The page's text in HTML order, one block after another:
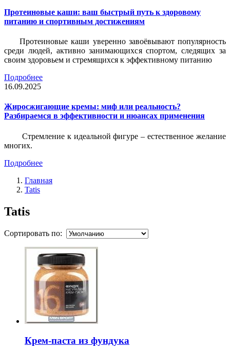
Протеиновые каши: ваш быстрый путь к здоровому
питанию и спортивным достижениям
Протеиновые каши уверенно завоёвывают популярность
среди людей, активно занимающихся спортом, следящих за
своим здоровьем и стремящихся к эффективному питанию
Подробнее
16.09.2025
Жиросжигающие кремы: миф или реальность?
Разбираемся в эффективности и нюансах применения
Стремление к идеальной фигуре – естественное желание
многих.
Подробнее
Главная
Tatis
Tatis
Сортировать по:
Крем-паста из фундука